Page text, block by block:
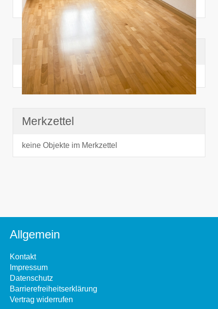
Suchhistorie
noch nichts angesehen
Merkzettel
keine Objekte im Merkzettel
Allgemein
Kontakt
Impressum
Datenschutz
Barrierefreiheitserklärung
Vertrag widerrufen